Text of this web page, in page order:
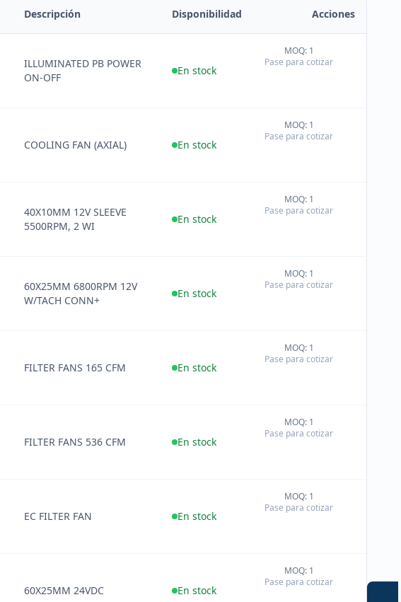
Descripción Disponibilidad Acciones
ILLUMINATED PB POWER
ON-OFF
En stock
MOQ: 1
Pase para cotizar
COOLING FAN (AXIAL) En stock
MOQ: 1
Pase para cotizar
40X10MM 12V SLEEVE
5500RPM, 2 WI
En stock
MOQ: 1
Pase para cotizar
60X25MM 6800RPM 12V
W/TACH CONN+
En stock
MOQ: 1
Pase para cotizar
FILTER FANS 165 CFM En stock
MOQ: 1
Pase para cotizar
FILTER FANS 536 CFM En stock
MOQ: 1
Pase para cotizar
EC FILTER FAN En stock
MOQ: 1
Pase para cotizar
60X25MM 24VDC En stock
MOQ: 1
Pase para cotizar